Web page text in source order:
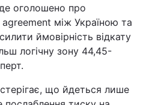
оголошено про
між Україною та
ймовірність відкату
логічну зону 44,45-
що йдеться лише